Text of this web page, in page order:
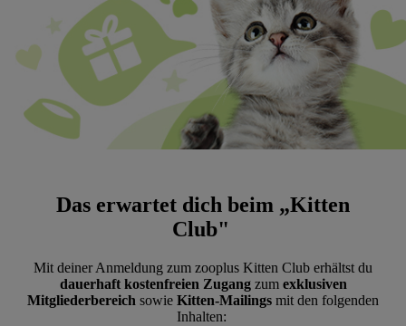
Das erwartet dich beim „Kitten
Club"
Mit deiner Anmeldung zum zooplus Kitten Club erhältst du
dauerhaft kostenfreien Zugangzum exklusiven
Mitgliederbereich sowie Kitten-Mailings mit den folgenden
Inhalten: